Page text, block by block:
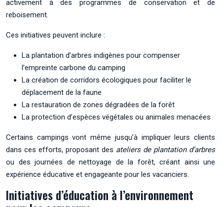
activement à des programmes de conservation et de
reboisement.
Ces initiatives peuvent inclure :
La plantation d’arbres indigènes pour compenser
l’empreinte carbone du camping
La création de corridors écologiques pour faciliter le
déplacement de la faune
La restauration de zones dégradées de la forêt
La protection d’espèces végétales ou animales menacées
Certains campings vont même jusqu’à impliquer leurs clients
dans ces efforts, proposant des ateliers de plantation d’arbres
ou des journées de nettoyage de la forêt, créant ainsi une
expérience éducative et engageante pour les vacanciers.
Initiatives d’éducation à l’environnement